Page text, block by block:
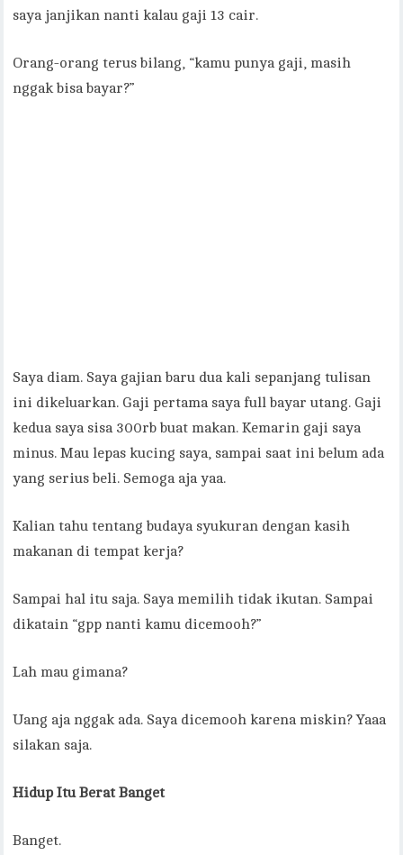
saya janjikan nanti kalau gaji 13 cair.
Orang-orang terus bilang, “kamu punya gaji, masih
nggak bisa bayar?”
Saya diam. Saya gajian baru dua kali sepanjang tulisan
ini dikeluarkan. Gaji pertama saya full bayar utang. Gaji
kedua saya sisa 300rb buat makan. Kemarin gaji saya
minus. Mau lepas kucing saya, sampai saat ini belum ada
yang serius beli. Semoga aja yaa.
Kalian tahu tentang budaya syukuran dengan kasih
makanan di tempat kerja?
Sampai hal itu saja. Saya memilih tidak ikutan. Sampai
dikatain “gpp nanti kamu dicemooh?”
Lah mau gimana?
Uang aja nggak ada. Saya dicemooh karena miskin? Yaaa
silakan saja.
Hidup Itu Berat Banget
Banget.